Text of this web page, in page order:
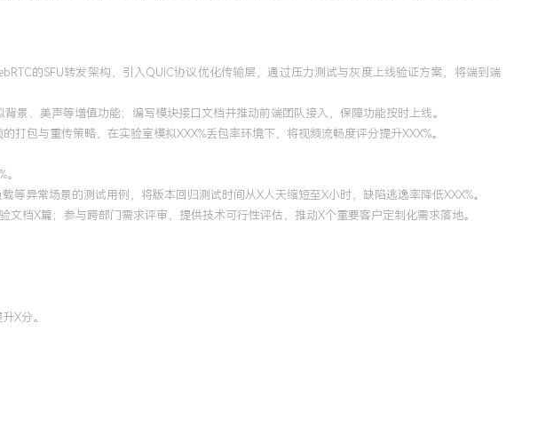
的SFU转发架构，引入QUIC协议优化传输层，通过压力测试与灰度上线验证方案，将端到端
景、美声等增值功能；编写模块接口文档并推动前端团队接入，保障功能按时上线。
包与重传策略，在实验室模拟XXX%丢包率环境下，将视频流畅度评分提升XXX%。
异常场景的测试用例，将版本回归测试时间从X人天缩短至X小时，缺陷逃逸率降低XXX%。
档X篇；参与跨部门需求评审，提供技术可行性评估，推动X个重要客户定制化需求落地。
X分。